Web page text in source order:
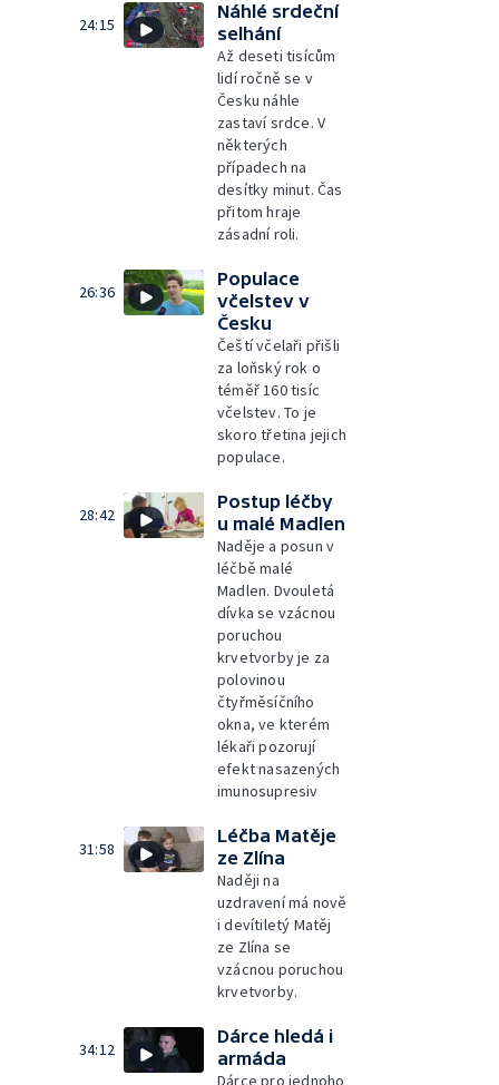
24:15
Náhlé srdeční
selhání
Až deseti tisícům
lidí ročně se v
Česku náhle
zastaví srdce. V
některých
případech na
desítky minut. Čas
přitom hraje
zásadní roli.
26:36
Populace
včelstev v
Česku
Čeští včelaři přišli
za loňský rok o
téměř 160 tisíc
včelstev. To je
skoro třetina jejich
populace.
28:42
Postup léčby
u malé Madlen
Naděje a posun v
léčbě malé
Madlen. Dvouletá
dívka se vzácnou
poruchou
krvetvorby je za
polovinou
čtyřměsíčního
okna, ve kterém
lékaři pozorují
efekt nasazených
imunosupresiv
31:58
Léčba Matěje
ze Zlína
Naději na
uzdravení má nově
i devítiletý Matěj
ze Zlína se
vzácnou poruchou
krvetvorby.
34:12
Dárce hledá i
armáda
Dárce pro jednoho